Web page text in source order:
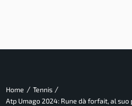
Home / Tennis /
Atp Umago 2024: Rune dà forfait, al